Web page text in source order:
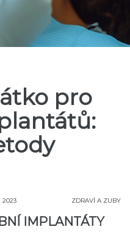
pro
2023 ZDRAVÍ A ZUBY
IMPLANTÁTY